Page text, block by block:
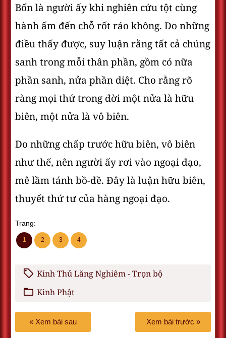
Bốn là người ấy khi nghiên cứu tột cùng
hành ấm đến chỗ rốt ráo không. Do những
điều thấy được, suy luận rằng tất cả chúng
sanh trong mỗi thân phần, gồm có nữa
phần sanh, nửa phần diệt. Cho rằng rõ
ràng mọi thứ trong đời một nửa là hữu
biên, một nửa là vô biên.
Do những chấp trước hữu biên, vô biên
như thế, nên người ấy rơi vào ngoại đạo,
mê lầm tánh bồ-đề. Đây là luận hữu biên,
thuyết thứ tư của hàng ngoại đạo.
Trang:
1 2 3 4
Kinh Thủ Lăng Nghiêm - Trọn bộ
Kinh Phật
« Xem bài sau Xem bài trước »